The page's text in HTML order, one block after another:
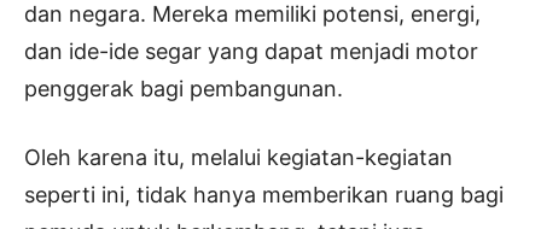
dan negara. Mereka memiliki potensi, energi,
dan ide-ide segar yang dapat menjadi motor
penggerak bagi pembangunan.
Oleh karena itu, melalui kegiatan-kegiatan
seperti ini, tidak hanya memberikan ruang bagi